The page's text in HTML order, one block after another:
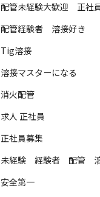
配管未経験大歓迎 正社
配管経験者 溶接好き
Tig溶接
溶接マスターになる
消火配管
求人 正社員
正社員募集
未経験 経験者 配管
安全第一